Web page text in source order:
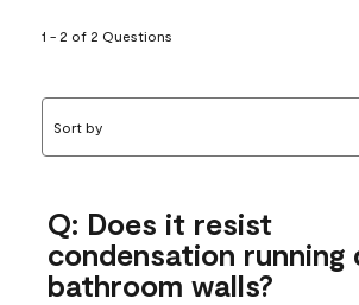
1 - 2 of 2 Questions
Sort by
Q: Does it resist
condensation running
bathroom walls?